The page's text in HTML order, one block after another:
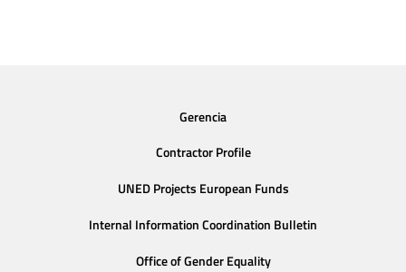
Gerencia
Contractor Profile
UNED Projects European Funds
Internal Information Coordination Bulletin
Office of Gender Equality